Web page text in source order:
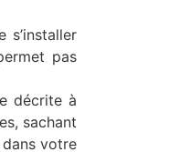
s’installer
pas
décrite à
sachant
votre